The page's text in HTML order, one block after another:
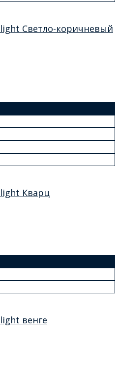
Светло-коричневый
Кварц
венге